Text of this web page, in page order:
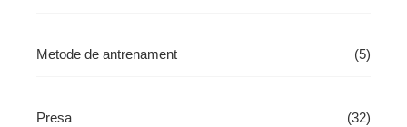
Metode de antrenament (5)
Presa (32)